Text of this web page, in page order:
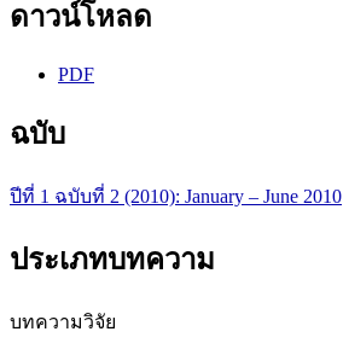
ดาวน์โหลด
PDF
ฉบับ
ปีที่ 1 ฉบับที่ 2 (2010): January – June 2010
ประเภทบทความ
บทความวิจัย